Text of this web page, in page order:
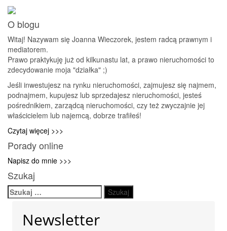
ulgi
mieszkaniowej,
a
umowa
deweloperska
O blogu
Witaj! Nazywam się Joanna Wieczorek, jestem radcą prawnym i
mediatorem.
Prawo praktykuję już od kilkunastu lat, a prawo nieruchomości to
zdecydowanie moja "działka" ;)
Jeśli inwestujesz na rynku nieruchomości, zajmujesz się najmem,
podnajmem, kupujesz lub sprzedajesz nieruchomości, jesteś
pośrednikiem, zarządcą nieruchomości, czy też zwyczajnie jej
właścicielem lub najemcą, dobrze trafiłeś!
Czytaj więcej >>>
Porady online
Napisz do mnie >>>
Szukaj
Szukaj:
Newsletter